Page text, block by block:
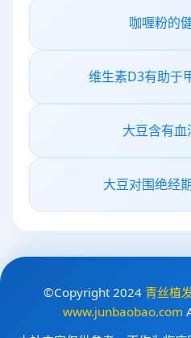
咖喱粉的
维生素D3有助于
大豆含有血
大豆对围绝经
©Copyright 2024 青丝植
www.junbaobao.com